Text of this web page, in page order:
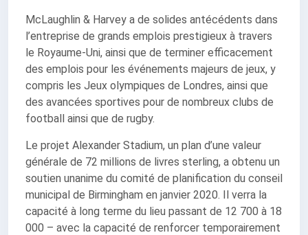
McLaughlin & Harvey a de solides antécédents dans
l’entreprise de grands emplois prestigieux à travers
le Royaume-Uni, ainsi que de terminer efficacement
des emplois pour les événements majeurs de jeux, y
compris les Jeux olympiques de Londres, ainsi que
des avancées sportives pour de nombreux clubs de
football ainsi que de rugby.
Le projet Alexander Stadium, un plan d’une valeur
générale de 72 millions de livres sterling, a obtenu un
soutien unanime du comité de planification du conseil
municipal de Birmingham en janvier 2020. Il verra la
capacité à long terme du lieu passant de 12 700 à 18
000 – avec la capacité de renforcer temporairement